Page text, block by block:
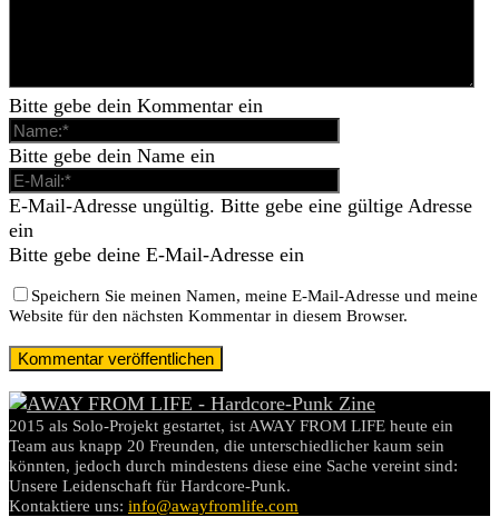
Bitte gebe dein Kommentar ein
Bitte gebe dein Name ein
E-Mail-Adresse ungültig. Bitte gebe eine gültige Adresse
ein
Bitte gebe deine E-Mail-Adresse ein
Speichern Sie meinen Namen, meine E-Mail-Adresse und meine
Website für den nächsten Kommentar in diesem Browser.
2015 als Solo-Projekt gestartet, ist AWAY FROM LIFE heute ein
Team aus knapp 20 Freunden, die unterschiedlicher kaum sein
könnten, jedoch durch mindestens diese eine Sache vereint sind:
Unsere Leidenschaft für Hardcore-Punk.
Kontaktiere uns: info@awayfromlife.com